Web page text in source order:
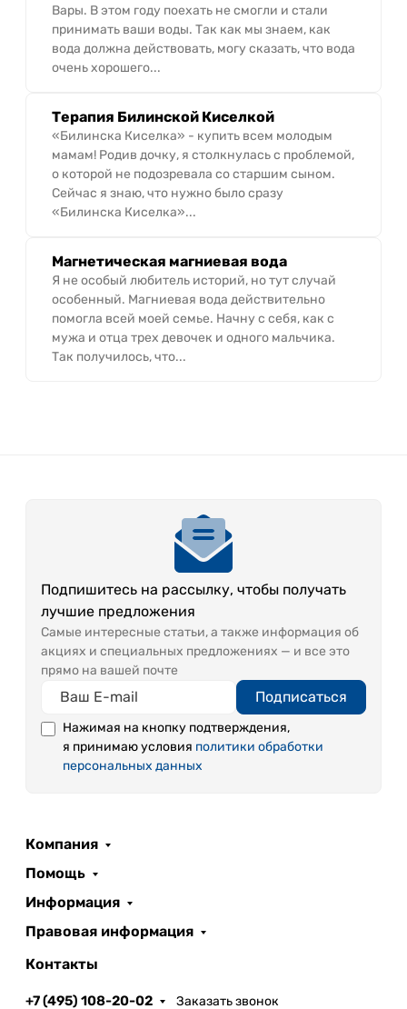
Вары. В этом году поехать не смогли и стали
принимать ваши воды. Так как мы знаем, как
вода должна действовать, могу сказать, что вода
очень хорошего...
Терапия Билинской Киселкой
«Билинска Киселка» - купить всем молодым
мамам! Родив дочку, я столкнулась с проблемой,
о которой не подозревала со старшим сыном.
Сейчас я знаю, что нужно было сразу
«Билинска Киселка»...
Магнетическая магниевая вода
Я не особый любитель историй, но тут случай
особенный. Магниевая вода действительно
помогла всей моей семье. Начну с себя, как с
мужа и отца трех девочек и одного мальчика.
Так получилось, что...
Подпишитесь на рассылку, чтобы получать
лучшие предложения
Самые интересные статьи, а также информация об
акциях и специальных предложениях — и все это
прямо на вашей почте
Подписаться
Нажимая на кнопку подтверждения,
я принимаю условия политики обработки
персональных данных
Компания
Помощь
Информация
Правовая информация
Контакты
+7 (495) 108-20-02 Заказать звонок